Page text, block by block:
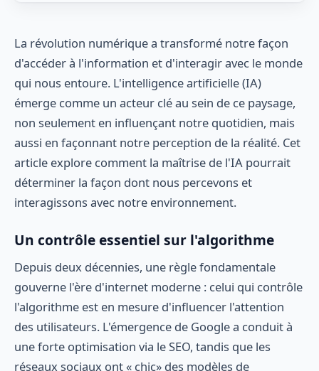
La révolution numérique a transformé notre façon
d'accéder à l'information et d'interagir avec le monde
qui nous entoure. L'intelligence artificielle (IA)
émerge comme un acteur clé au sein de ce paysage,
non seulement en influençant notre quotidien, mais
aussi en façonnant notre perception de la réalité. Cet
article explore comment la maîtrise de l'IA pourrait
déterminer la façon dont nous percevons et
interagissons avec notre environnement.
Un contrôle essentiel sur l'algorithme
Depuis deux décennies, une règle fondamentale
gouverne l'ère d'internet moderne : celui qui contrôle
l'algorithme est en mesure d'influencer l'attention
des utilisateurs. L'émergence de Google a conduit à
une forte optimisation via le SEO, tandis que les
réseaux sociaux ont « chic» des modèles de